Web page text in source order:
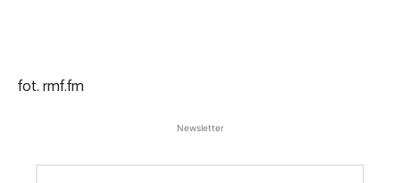
fot. rmf.fm
Newsletter